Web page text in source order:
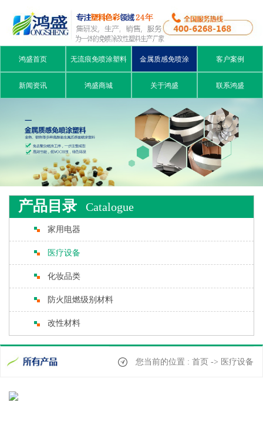
鸿盛首页 无流痕免喷涂塑料 金属质感免喷涂 客户案例
新闻资讯 鸿盛商城 关于鸿盛 联系鸿盛
产品目录 Catalogue
家用电器
医疗设备
化妆品类
防火阻燃级别材料
改性材料
您当前的位置 : 首页 -> 医疗设备